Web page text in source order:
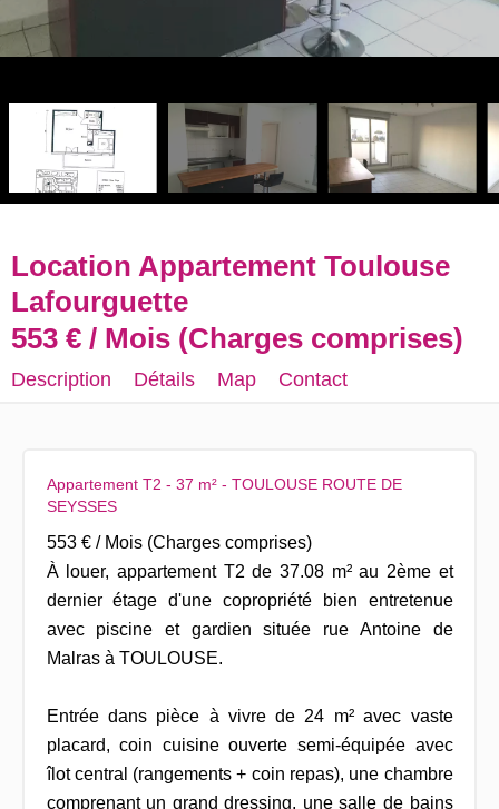
Location Appartement Toulouse
Lafourguette
553 € / Mois (Charges comprises)
Description Détails Map Contact
Appartement T2 - 37 m² - TOULOUSE ROUTE DE
SEYSSES
553 € / Mois (Charges comprises)
À louer, appartement T2 de 37.08 m² au 2ème et
dernier étage d'une copropriété bien entretenue
avec piscine et gardien située rue Antoine de
Malras à TOULOUSE.
Entrée dans pièce à vivre de 24 m² avec vaste
placard, coin cuisine ouverte semi-équipée avec
îlot central (rangements + coin repas), une chambre
comprenant un grand dressing, une salle de bains